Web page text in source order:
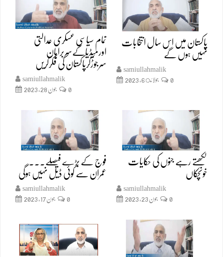
پاکستان میں اس سال انتخابات
نہیں ہوں گے
samiullahmalik
جولائ 6, 2023
0
تمام سیاسی عسکری عدالتی
اورمیڈیاکےسربراہان
سرجوڑکرپاکستان کی فکرکریں
samiullahmalik
جون 28, 2023
0
لکھتے رہے جنوں کی حکایات
خونچکاں
samiullahmalik
جون 23, 2023
0
فوج کے بڑے فیصلے۔۔۔
عمران سے کوئی ڈیل نہیں ہوگی
samiullahmalik
جون 17, 2023
0